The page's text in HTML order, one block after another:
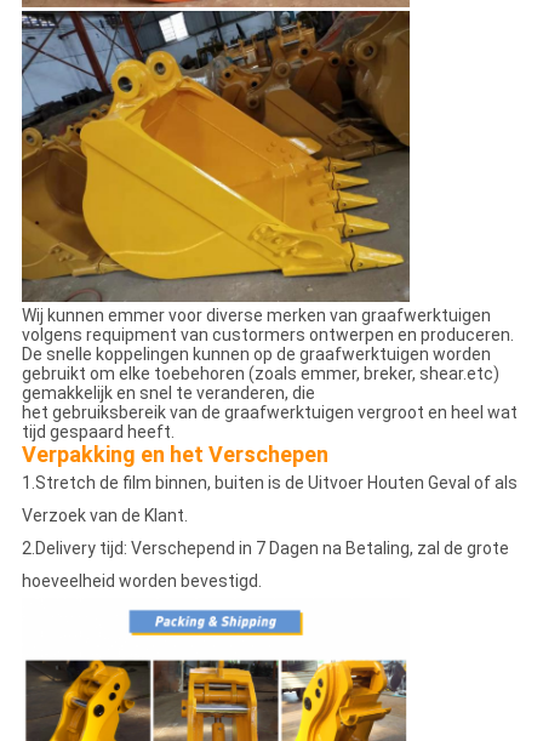
Wij kunnen emmer voor diverse merken van graafwerktuigen
volgens requipment van custormers ontwerpen en produceren.
De snelle koppelingen kunnen op de graafwerktuigen worden
gebruikt om elke toebehoren (zoals emmer, breker, shear.etc)
gemakkelijk en snel te veranderen, die
het gebruiksbereik van de graafwerktuigen vergroot en heel wat
tijd gespaard heeft.
Verpakking en het Verschepen
1.Stretch de film binnen, buiten is de Uitvoer Houten Geval of als
Verzoek van de Klant.
2.Delivery tijd: Verschepend in 7 Dagen na Betaling, zal de grote
hoeveelheid worden bevestigd.